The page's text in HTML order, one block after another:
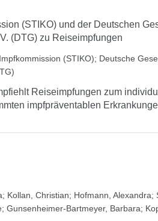
(STIKO) und der Deutschen
(DTG) zu Reiseimpfungen
(STIKO); Deutsche
Reiseimpfungen zum
impfpräventablen
; Kollan, Christian; Hofmann, Alexandra;
; Gunsenheimer-Bartmeyer, Barbara;